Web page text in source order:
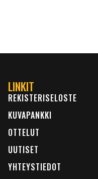
LINKIT
REKISTERISELOSTE
KUVAPANKKI
OTTELUT
UUTISET
YHTEYSTIEDOT